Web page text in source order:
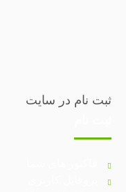
ثبت نام در سایت